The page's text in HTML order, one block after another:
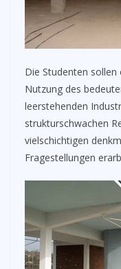
Die Studenten
Nutzung des
leerstehenden
strukturschwachen
vielschichtigen
Fragestellungen